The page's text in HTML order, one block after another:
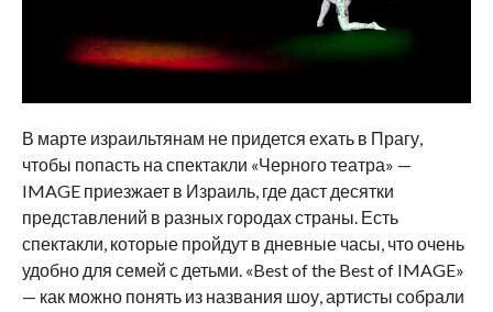
В марте израильтянам не придется ехать в Прагу,
чтобы попасть на спектакли «Черного театра» —
IMAGE приезжает в Израиль, где даст десятки
представлений в разных городах страны. Есть
спектакли, которые пройдут в дневные часы, что очень
удобно для семей с детьми. «Best of the Best of IMAGE»
— как можно понять из названия шоу, артисты собрали